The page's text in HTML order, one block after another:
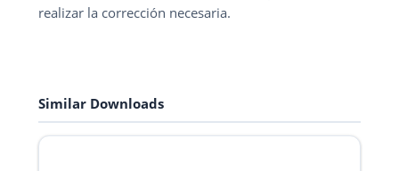
realizar la corrección necesaria.
Similar Downloads